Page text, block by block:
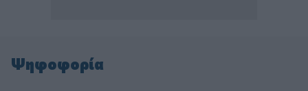
Ψηφοφορία